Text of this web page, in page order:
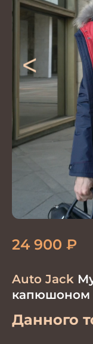
<
Auto Jack
капюшоном
Данного
24 900 ₽